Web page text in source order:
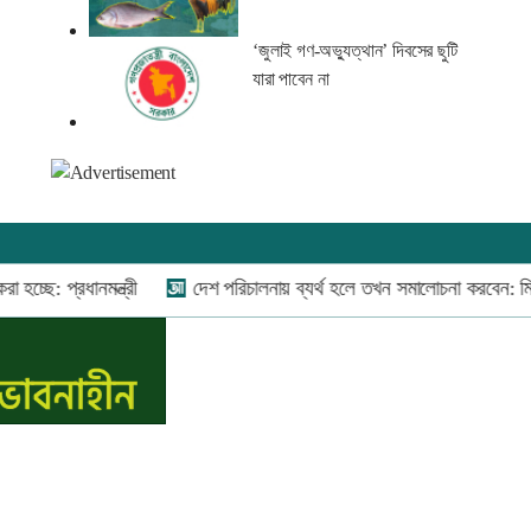
‘জুলাই গণ-অভ্যুত্থান’ দিবসের ছুটি
যারা পাবেন না
যোগাযোগ:০২-৫৫১১১৬৬০,০১৬০০৩৪৪৩৭০-৭১,
নিউজ রুম: ০১৬০০৩৪৪৩৭২,
E-mail:
প্রধানমন্ত্রী দেশ পরিচালনায় ব্যর্থ হলে তখন সমালোচনা করবেন: